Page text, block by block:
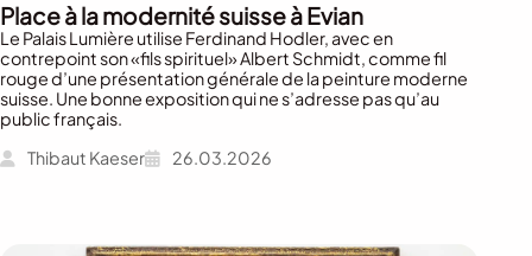
Place à la modernité suisse à Evian
Le Palais Lumière utilise Ferdinand Hodler, avec en
contrepoint son «fils spirituel» Albert Schmidt, comme fil
rouge d’une présentation générale de la peinture moderne
suisse. Une bonne exposition qui ne s’adresse pas qu’au
public français.
Thibaut Kaeser
26.03.2026